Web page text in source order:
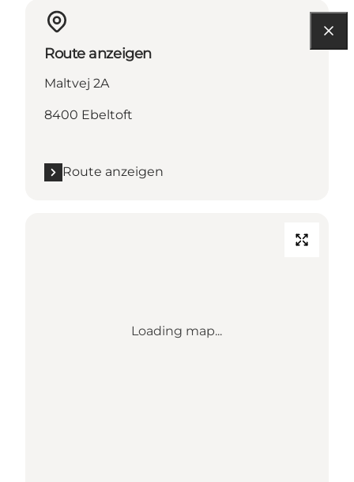
Route anzeigen
Maltvej 2A
8400 Ebeltoft
Route anzeigen
Loading map...